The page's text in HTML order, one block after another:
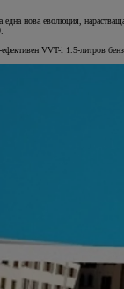
нова еволюция,
VVT-i 1.5-литров